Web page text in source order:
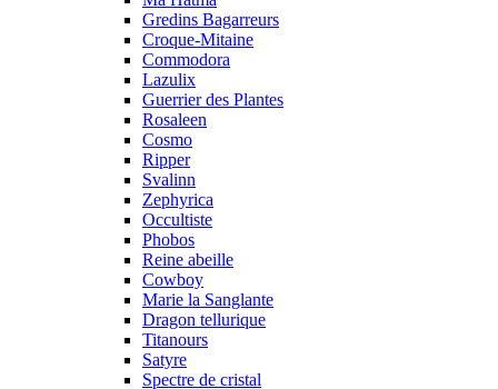
Gredins Bagarreurs
Croque-Mitaine
Commodora
Lazulix
Guerrier des Plantes
Rosaleen
Cosmo
Ripper
Svalinn
Zephyrica
Occultiste
Phobos
Reine abeille
Cowboy
Marie la Sanglante
Dragon tellurique
Titanours
Satyre
Spectre de cristal